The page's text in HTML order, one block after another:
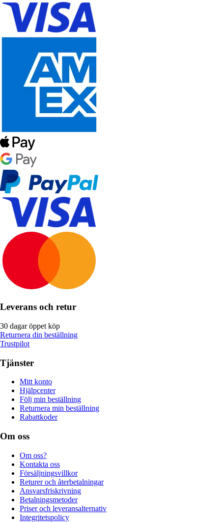
Leverans och retur
30 dagar öppet köp
Returnera din beställning
Trustpilot
Tjänster
Mitt konto
Hjälpcenter
Följ min beställning
Returnera min beställning
Rabattkoder
Om oss
Om oss?
Kontakta oss
Försäljningsvillkor
Returer och återbetalningar
Ansvarsfriskrivning
Betalningsmetoder
Priser och leveransalternativ
Integritetspolicy